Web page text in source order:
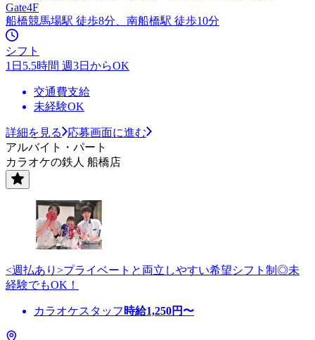
Gate4F
船橋競馬場駅 徒歩8分、南船橋駅 徒歩10分
シフト
1日5.5時間 週3日からOK
交通費支給
未経験OK
詳細を見る
応募画面に進む
アルバイト・パート
カラオケの鉄人 船橋店
<週払あり>プライベートと両立しやすい希望シフト制◎未
経験でもOK！
カラオケスタッフ 時給1,250円〜